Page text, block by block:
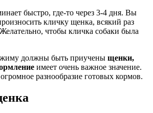
быстро, где-то через 3-4 дня. Вы
кличку щенка, всякий раз
чтобы кличка собаки была
должны быть приучены щенки,
имеет очень важное значение.
разнообразие готовых кормов.